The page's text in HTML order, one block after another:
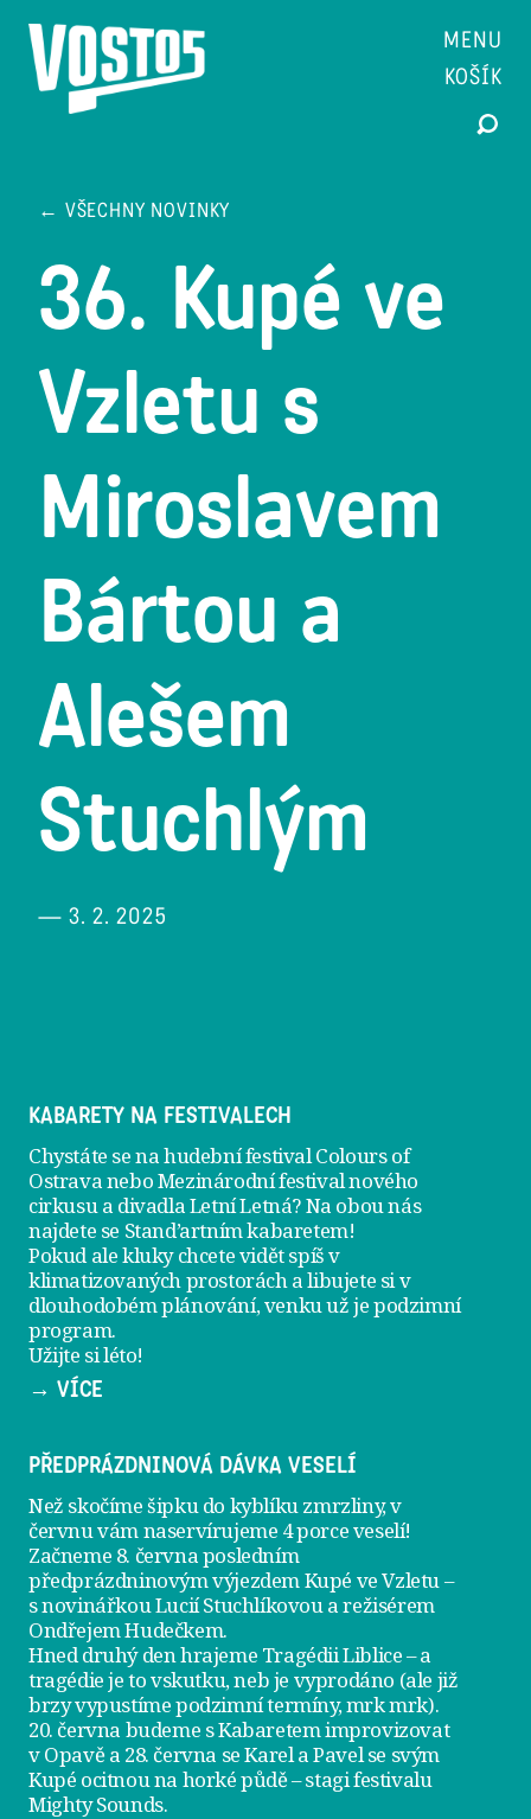
MENU
KOŠÍK
← VŠECHNY NOVINKY
36. Kupé ve
Vzletu s
Miroslavem
Bártou a
Alešem
Stuchlým
— 3. 2. 2025
KABARETY NA FESTIVALECH
Chystáte se na hudební festival Colours of
Ostrava nebo Mezinárodní festival nového
cirkusu a divadla Letní Letná? Na obou nás
najdete se Stand’artním kabaretem!
Pokud ale kluky chcete vidět spíš v
klimatizovaných prostorách a libujete si v
dlouhodobém plánování, venku už jepodzimní
program.
Užijte si léto!
→ VÍCE
PŘEDPRÁZDNINOVÁ DÁVKA VESELÍ
Než skočíme šipku do kyblíku zmrzliny, v
červnu vám naservírujeme 4 porce veselí!
Začneme 8. června posledním
předprázdninovým výjezdemKupé ve Vzletu–
s novinářkou Lucií Stuchlíkovou a režisérem
Ondřejem Hudečkem.
Hned druhý den hrajeme Tragédii Liblice– a
tragédie je to vskutku, neb je vyprodáno (ale již
brzy vypustíme podzimní termíny, mrk mrk).
20. června budeme s Kabaretem improvizovat
v Opavě a 28. června se Karel a Pavel se svým
Kupé ocitnou na horké půdě – stagi festivalu
Mighty Sounds.